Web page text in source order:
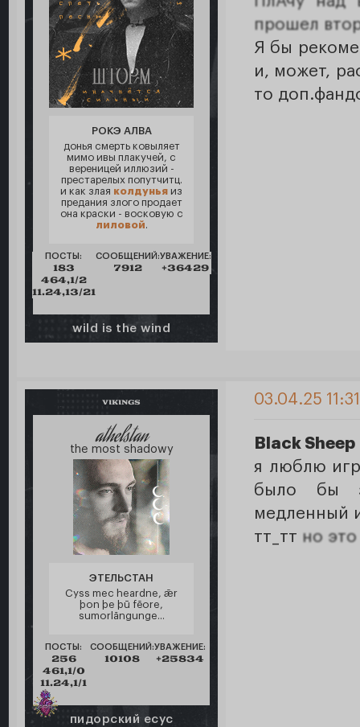
РОКЭ АЛВА
донья смерть ковыляет
мимо ивы плакучей, с
вереницей иллюзий -
престарелых попутчитц.
и как злая колдунья из
предания злого продает
она краски - восковую с
лиловой.
ПОСТЫ:
183
464,1/2
11.24,13/21
СООБЩЕНИЙ:
7912
УВАЖЕНИЕ:
+36429
wild is the wind
прошел
Я бы
и, может,
то
VIKINGS
athelstan
the most shadowy
ЭТЕЛЬСТАН
Cyss mec heardne, ǣr
þon þe þū fēore,
sumorlāngunge...
ПОСТЫ:
256
461,1/0
11.24,1/1
СООБЩЕНИЙ:
10108
УВАЖЕНИЕ:
+25834
пидорский есус
03.04.25
Black Sheep
я люблю
было бы
медленный
тт_тт но